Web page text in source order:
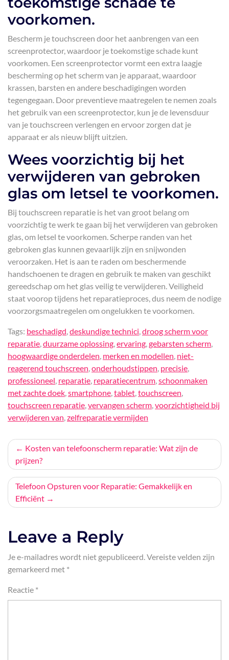
voorkomen.
Bescherm je touchscreen door het aanbrengen van een
screenprotector, waardoor je toekomstige schade kunt
voorkomen. Een screenprotector vormt een extra laagje
bescherming op het scherm van je apparaat, waardoor
krassen, barsten en andere beschadigingen worden
tegengegaan. Door preventieve maatregelen te nemen zoals
het gebruik van een screenprotector, kun je de levensduur
van je touchscreen verlengen en ervoor zorgen dat je
apparaat er als nieuw blijft uitzien.
Wees voorzichtig bij het
verwijderen van gebroken
glas om letsel te voorkomen.
Bij touchscreen reparatie is het van groot belang om
voorzichtig te werk te gaan bij het verwijderen van gebroken
glas, om letsel te voorkomen. Scherpe randen van het
gebroken glas kunnen gevaarlijk zijn en snijwonden
veroorzaken. Het is aan te raden om beschermende
handschoenen te dragen en gebruik te maken van geschikt
gereedschap om het glas veilig te verwijderen. Veiligheid
staat voorop tijdens het reparatieproces, dus neem de nodige
voorzorgsmaatregelen om ongelukken te voorkomen.
Tags: beschadigd,deskundige technici,droog scherm voor
reparatie,duurzame oplossing,ervaring,gebarsten scherm,
hoogwaardige onderdelen, merken en modellen, niet-
reagerend touchscreen,onderhoudstippen, precisie,
professioneel, reparatie, reparatiecentrum,schoonmaken
met zachte doek,smartphone,tablet,touchscreen,
touchscreen reparatie,vervangen scherm,voorzichtigheid bij
verwijderen van,zelfreparatie vermijden
Bericht
navigatie
Kosten van telefoonscherm reparatie: Wat zijn de
prijzen?
Telefoon Opsturen voor Reparatie: Gemakkelijk en
Efficiënt
Leave a Reply
Je e-mailadres wordt niet gepubliceerd.Vereiste velden zijn
gemarkeerd met *
Reactie *